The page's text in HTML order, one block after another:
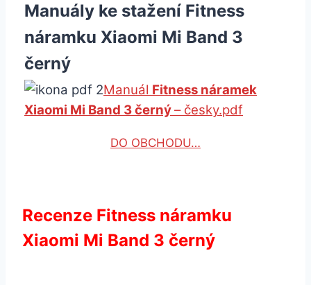
Manuály ke stažení Fitness
náramku Xiaomi Mi Band 3
černý
Manuál Fitness náramek
Xiaomi Mi Band 3 černý– česky.pdf
DO OBCHODU…
Recenze Fitness náramku
Xiaomi Mi Band 3 černý